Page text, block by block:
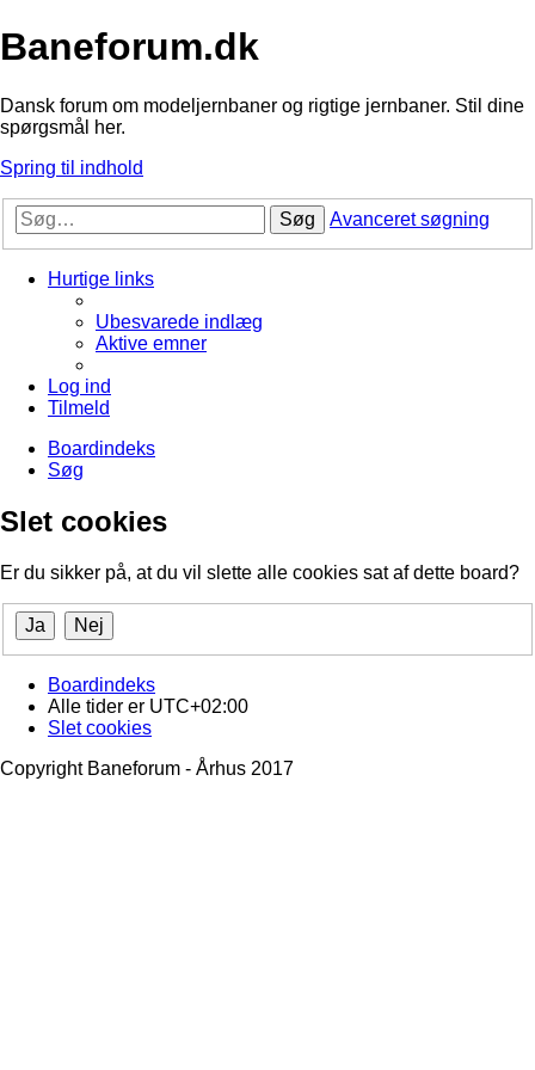
Baneforum.dk
Dansk forum om modeljernbaner og rigtige jernbaner. Stil dine
spørgsmål her.
Spring til indhold
Søg Avanceret søgning
Hurtige links
Ubesvarede indlæg
Aktive emner
Log ind
Tilmeld
Boardindeks
Søg
Slet cookies
Er du sikker på, at du vil slette alle cookies sat af dette board?
Boardindeks
Alle tider er UTC+02:00
Slet cookies
Copyright Baneforum - Århus 2017